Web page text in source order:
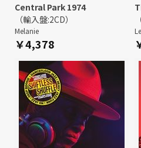
Central Park 1974
（輸入盤:2CD）
Melanie
￥4,378